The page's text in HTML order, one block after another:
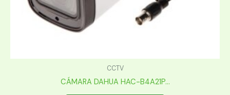
CCTV
CÁMARA DAHUA HAC-B4A21P...